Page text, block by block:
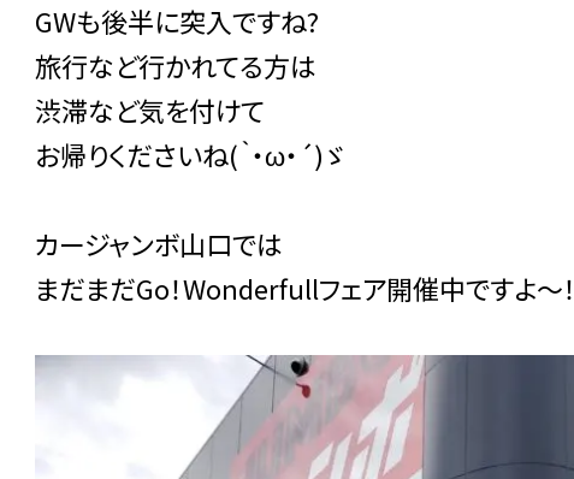
GWも後半に突入ですね?
旅行など行かれてる方は
渋滞など気を付けて
お帰りくださいね(｀・ω・´)ゞ
カージャンボ山口では
まだまだGo！Wonderfullフェア開催中ですよ～！